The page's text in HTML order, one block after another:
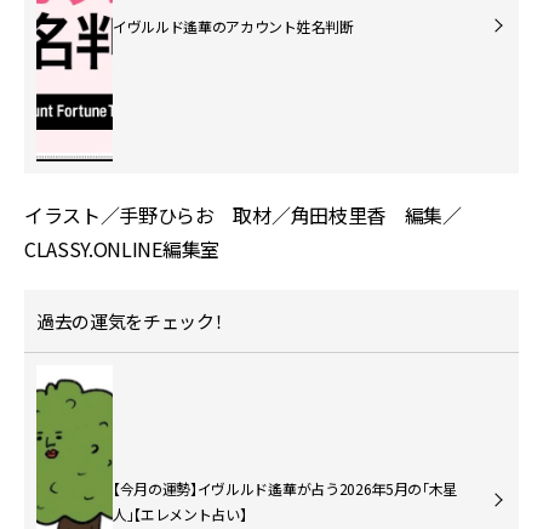
イヴルルド遙華のアカウント姓名判断
イラスト／手野ひらお 取材／角田枝里香 編集／
CLASSY.ONLINE編集室
過去の運気をチェック！
【今月の運勢】イヴルルド遙華が占う2026年5月の「木星
人」【エレメント占い】